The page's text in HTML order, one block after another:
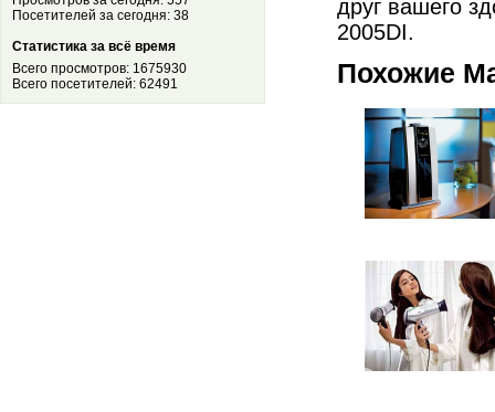
Посетителей за сегодня: 38
Статистика за всё время
Всего просмотров: 1675930
Всего посетителей: 62491
друг вашего
2005DI.
Похожие